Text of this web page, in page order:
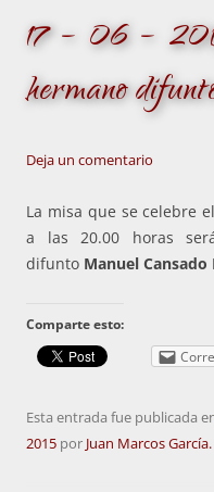
17 – 06 –
hermano
Deja un comentario
La misa que se celebre
a las 20.00 horas
difunto Manuel Cansado
Comparte esto:
Esta entrada fue publicada
2015 por Juan Marcos